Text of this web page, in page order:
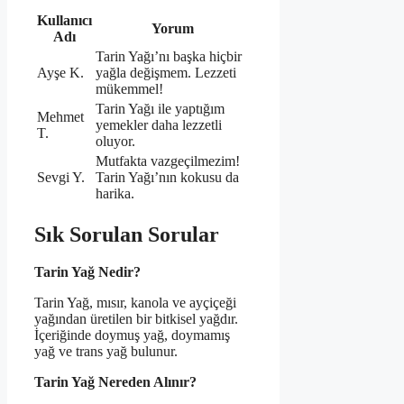
Kullanıcı
Adı
Yorum
Ayşe K.
Tarin Yağı’nı başka hiçbir
yağla değişmem. Lezzeti
mükemmel!
Mehmet
T.
Tarin Yağı ile yaptığım
yemekler daha lezzetli
oluyor.
Sevgi Y.
Mutfakta vazgeçilmezim!
Tarin Yağı’nın kokusu da
harika.
Sık Sorulan Sorular
Tarin Yağ Nedir?
Tarin Yağ, mısır, kanola ve ayçiçeği
yağından üretilen bir bitkisel yağdır.
İçeriğinde doymuş yağ, doymamış
yağ ve trans yağ bulunur.
Tarin Yağ Nereden Alınır?